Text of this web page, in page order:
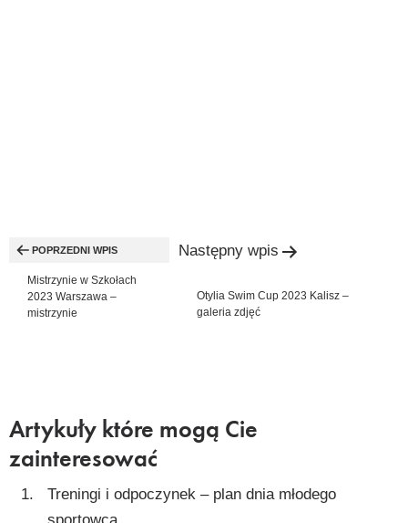
wpisu
POPRZEDNI WPIS
Mistrzynie w Szkołach
2023 Warszawa –
mistrzynie
Następny wpis
Otylia Swim Cup 2023 Kalisz –
galeria zdjęć
Artykuły które mogą Cie
zainteresować
Treningi i odpoczynek – plan dnia młodego